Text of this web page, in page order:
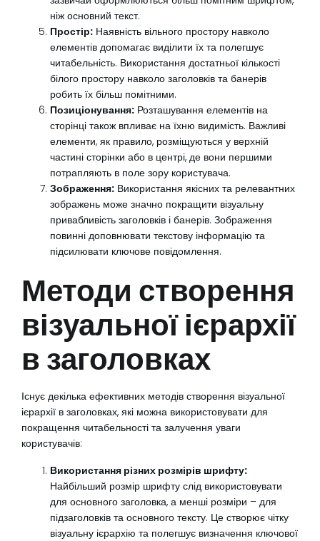
ніж основний текст.
Простір: Наявність вільного простору навколо
елементів допомагає виділити їх та полегшує
читабельність. Використання достатньої кількості
білого простору навколо заголовків та банерів
робить їх більш помітними.
Позиціонування: Розташування елементів на
сторінці також впливає на їхню видимість. Важливі
елементи, як правило, розміщуються у верхній
частині сторінки або в центрі, де вони першими
потрапляють в поле зору користувача.
Зображення: Використання якісних та релевантних
зображень може значно покращити візуальну
привабливість заголовків і банерів. Зображення
повинні доповнювати текстову інформацію та
підсилювати ключове повідомлення.
Методи створення
візуальної ієрархії
в заголовках
Існує декілька ефективних методів створення візуальної
ієрархії в заголовках, які можна використовувати для
покращення читабельності та залучення уваги
користувачів:
Використання різних розмірів шрифту:
Найбільший розмір шрифту слід використовувати
для основного заголовка, а менші розміри – для
підзаголовків та основного тексту. Це створює чітку
візуальну ієрархію та полегшує визначення ключової